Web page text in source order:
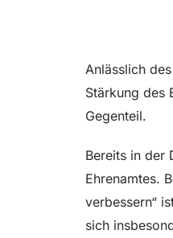
Anlässlich des
Stärkung des
Gegenteil.
Bereits in der
Ehrenamtes.
verbessern“
sich